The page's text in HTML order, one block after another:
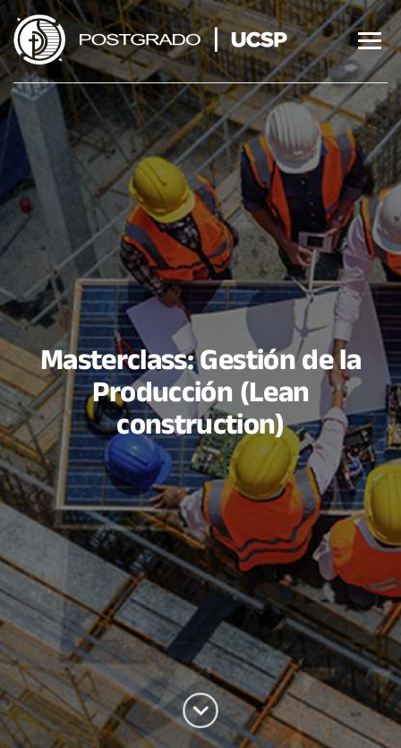
Saltar
contenido
Masterclass: Gestión de la
Producción (Lean
construction)